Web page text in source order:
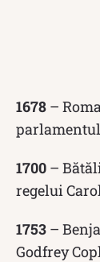
1678 –
1700 –
regelui
1753 –
Godfrey